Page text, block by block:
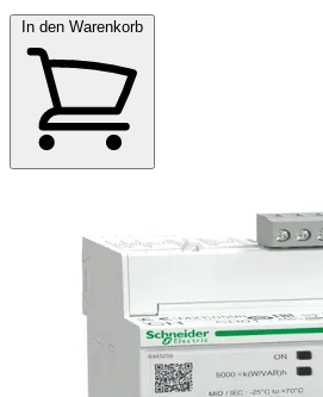
In den Warenkorb